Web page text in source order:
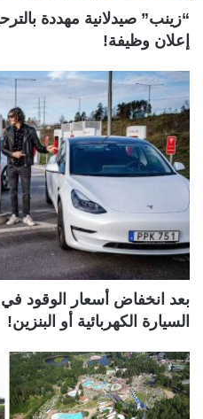
“زينب” صيدلانية مهددة
إعلان وظيفة!
بعد انخفاض أسعار الوقود
السيارة الكهربائية أو البنزين!